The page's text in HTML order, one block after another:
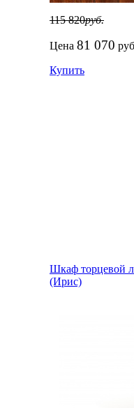
115 820руб.
Цена 81 070
Купить
Шкаф торцевой
(Ирис)